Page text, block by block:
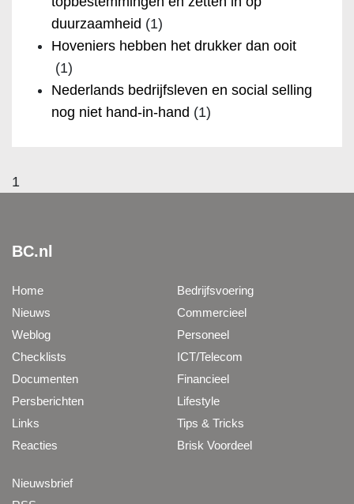
duurzaamheid (1)
Hoveniers hebben het drukker dan ooit
(1)
Nederlands bedrijfsleven en social selling
nog niet hand-in-hand (1)
1
BC.nl
Home
Nieuws
Weblog
Checklists
Documenten
Persberichten
Links
Reacties
Bedrijfsvoering
Commercieel
Personeel
ICT/Telecom
Financieel
Lifestyle
Tips & Tricks
Brisk Voordeel
Nieuwsbrief